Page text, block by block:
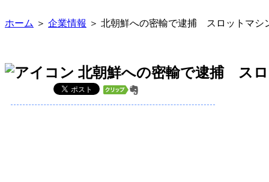
ホーム ＞ 企業情報 ＞ 北朝鮮への密輸で逮捕 スロットマシ
北朝鮮への密輸で逮捕 ス